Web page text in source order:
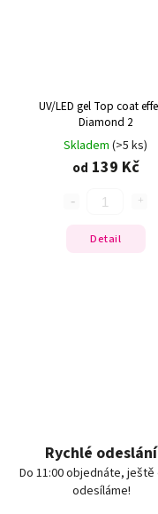
UV/LED gel Top coat
Diamond 2
Skladem (>5 ks)
od 139 Kč
Detail
Rychlé odeslání
Do 11:00 objednáte, ještě
odesíláme!